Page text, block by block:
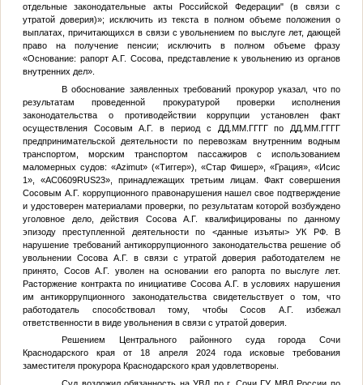
отдельные законодательные акты Российской Федерации" (в связи с
утратой доверия)»; исключить из текста в полном объеме положения о
выплатах, причитающихся в связи с увольнением по выслуге лет, дающей
право на получение пенсии; исключить в полном объеме фразу
«Основание: рапорт А.Г. Сосова, представление к увольнению из органов
внутренних дел».
В обоснование заявленных требований прокурор указал, что по
результатам проведенной прокуратурой проверки исполнения
законодательства о противодействии коррупции установлен факт
осуществления Сосовым А.Г. в период с
ДД.ММ.ГГГГпо ДД.ММ.ГГГГ
предпринимательской деятельности по перевозкам внутренним водным
транспортом, морским транспортом пассажиров с использованием
маломерных судов: «Azimut» («Тиггер»), «Стар Фишер», «Грация», «Исис
1», «АС0609RUS23», принадлежащих третьим лицам. Факт совершения
Сосовым А.Г. коррупционного правонарушения нашел свое подтверждение
и удостоверен материалами проверки, по результатам которой возбуждено
уголовное дело, действия Сосова А.Г. квалифицированы по данному
эпизоду преступленной деятельности по <данные изъяты>УК РФ. В
нарушение требований антикоррупционного законодательства решение об
увольнении Сосова А.Г. в связи с утратой доверия работодателем не
принято, Сосов А.Г. уволен на основании его рапорта по выслуге лет.
Расторжение контракта по инициативе Сосова А.Г. в условиях нарушения
им антикоррупционного законодательства свидетельствует о том, что
работодатель способствовал тому, чтобы Сосов А.Г. избежал
ответственности в виде увольнения в связи с утратой доверия.
Решением Центрального районного суда города Сочи
Краснодарского края от 18 апреля 2024 года исковые требования
заместителя прокурора Краснодарского края удовлетворены.